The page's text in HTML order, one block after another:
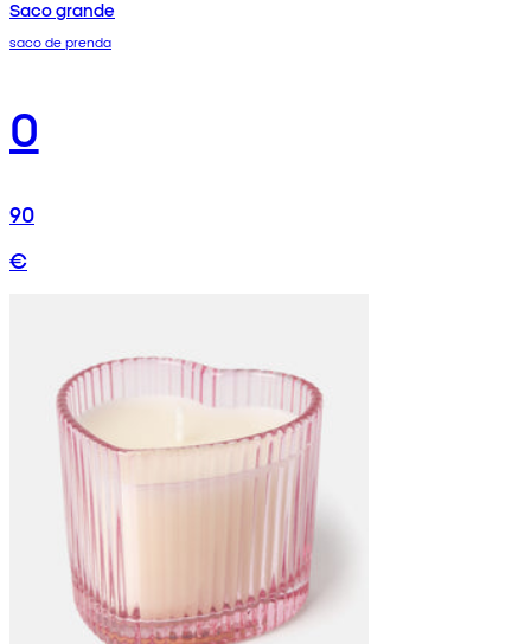
Saco grande
saco de prenda
0
90
€